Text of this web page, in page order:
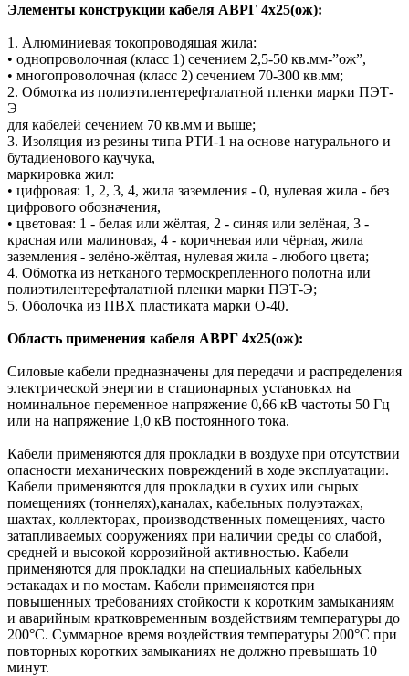
Элементы конструкции кабеля АВРГ 4х25(ож):
1. Алюминиевая токопроводящая жила:
• однопроволочная (класс 1) сечением 2,5-50 кв.мм-”ож”,
• многопроволочная (класс 2) сечением 70-300 кв.мм;
2. Обмотка из полиэтилентерефталатной пленки марки ПЭТ-
Э
для кабелей сечением 70 кв.мм и выше;
3. Изоляция из резины типа РТИ-1 на основе натурального и
бутадиенового каучука,
маркировка жил:
• цифровая: 1, 2, 3, 4, жила заземления - 0, нулевая жила - без
цифрового обозначения,
• цветовая: 1 - белая или жёлтая, 2 - синяя или зелёная, 3 -
красная или малиновая, 4 - коричневая или чёрная, жила
заземления - зелёно-жёлтая, нулевая жила - любого цвета;
4. Обмотка из нетканого термоскрепленного полотна или
полиэтилентерефталатной пленки марки ПЭТ-Э;
5. Оболочка из ПВХ пластиката марки О-40.
Область применения кабеля АВРГ 4х25(ож):
Силовые кабели предназначены для передачи и распределения
электрической энергии в стационарных установках на
номинальное переменное напряжение 0,66 кВ частоты 50 Гц
или на напряжение 1,0 кВ постоянного тока.
Кабели применяются для прокладки в воздухе при отсутствии
опасности механических повреждений в ходе эксплуатации.
Кабели применяются для прокладки в сухих или сырых
помещениях (тоннелях),каналах, кабельных полуэтажах,
шахтах, коллекторах, производственных помещениях, часто
затапливаемых сооружениях при наличии среды со слабой,
средней и высокой коррозийной активностью. Кабели
применяются для прокладки на специальных кабельных
эстакадах и по мостам. Кабели применяются при
повышенных требованиях стойкости к коротким замыканиям
и аварийным кратковременным воздействиям температуры до
200°С. Суммарное время воздействия температуры 200°С при
повторных коротких замыканиях не должно превышать 10
минут.